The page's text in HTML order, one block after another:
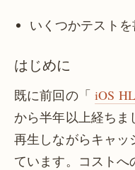
いくつかテスト
はじめに
既に前回の「iOS
から半年以上経ちま
再生しながらキャッ
ています。コスト